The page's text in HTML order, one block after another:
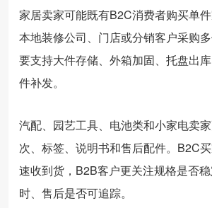
家居卖家可能既有B2C消费者购买单
本地装修公司、门店或分销客户采购
要支持大件存储、外箱加固、托盘出
件补发。
汽配、园艺工具、电池类和小家电卖
次、标签、说明书和售后配件。B2C
速收到货，B2B客户更关注规格是否
时、售后是否可追踪。